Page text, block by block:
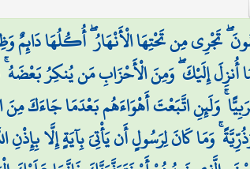
تَجْرِي مِن تَحْتِهَا الْأَنْهَارُ ۖ أُكُلُهَا دَائِمٌ
أُنزِلَ إِلَيْكَ ۖ وَمِنَ الْأَحْزَابِ مَن يُنكِرُ بَعْضَهُ
وَلَئِنِ اتَّبَعْتَ أَهْوَاءَهُم بَعْدَمَا جَاءَكَ مِنَ
وَمَا كَانَ لِرَسُولٍ أَن يَأْتِيَ بِآيَةٍ إِلَّا